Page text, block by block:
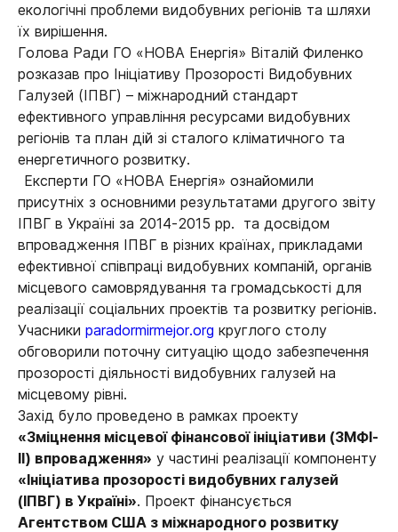
екологічні проблеми видобувних регіонів та шляхи
їх вирішення.
Голова Ради ГО «НОВА Енергія» Віталій Филенко
розказав про Ініціативу Прозорості Видобувних
Галузей (ІПВГ) – міжнародний стандарт
ефективного управління ресурсами видобувних
регіонів та план дій зі сталого кліматичного та
енергетичного розвитку.
Експерти ГО «НОВА Енергія» ознайомили
присутніх з основними результатами другого звіту
ІПВГ в Україні за 2014-2015 рр. та досвідом
впровадження ІПВГ в різних країнах, прикладами
ефективної співпраці видобувних компаній, органів
місцевого самоврядування та громадськості для
реалізації соціальних проектів та розвитку регіонів.
Учасники paradormirmejor.org круглого столу
обговорили поточну ситуацію щодо забезпечення
прозорості діяльності видобувних галузей на
місцевому рівні.
Захід було проведено в рамках проекту
«Зміцнення місцевої фінансової ініціативи (ЗМФІ-
ІІ) впровадження» у частині реалізації компоненту
«Ініціатива прозорості видобувних галузей
(ІПВГ) в Україні». Проект фінансується
Агентством США з міжнародного розвитку